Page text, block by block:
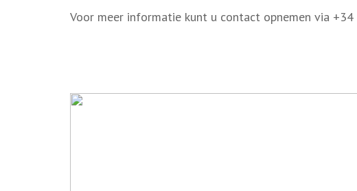
Voor meer informatie kunt u contact opnemen via